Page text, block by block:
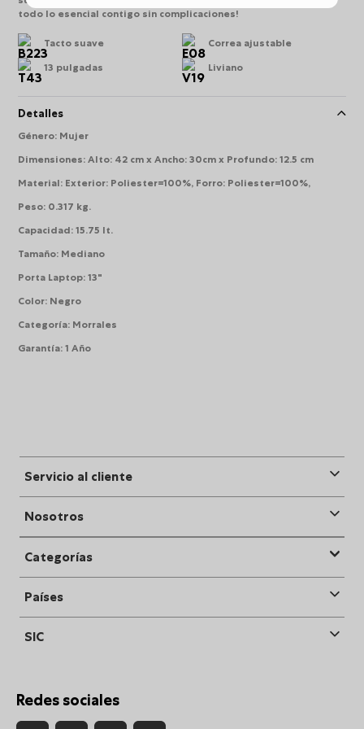
todo lo esencial contigo sin complicaciones!
Tacto suave
Correa ajustable
13 pulgadas
Liviano
Detalles
Género: Mujer
Dimensiones:Alto: 42 cm x Ancho: 30cm x Profundo: 12.5 cm
Material: Exterior: Poliester=100%, Forro: Poliester=100%,
Peso: 0.317 kg.
Capacidad:15.75 lt.
Tamaño: Mediano
Porta Laptop:13"
Color: Negro
Categoría: Morrales
Garantía:1 Año
Servicio al cliente
Nosotros
Categorías
Países
SIC
Redes sociales